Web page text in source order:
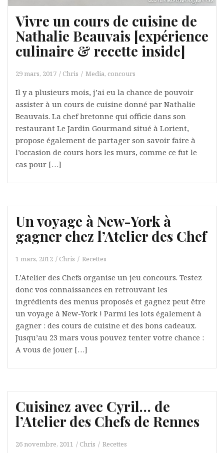
Vivre un cours de cuisine de
Nathalie Beauvais [expérience
culinaire & recette inside]
29 mars, 2017 Chris Media, concours
Il y a plusieurs mois, j’ai eu la chance de pouvoir
assister à un cours de cuisine donné par Nathalie
Beauvais. La chef bretonne qui officie dans son
restaurant Le Jardin Gourmand situé à Lorient,
propose également de partager son savoir faire à
l’occasion de cours hors les murs, comme ce fut le
cas pour […]
Un voyage à New-York à
gagner chez l’Atelier des Chef
1 mars, 2012 Chris Recettes
L’Atelier des Chefs organise un jeu concours. Testez
donc vos connaissances en retrouvant les
ingrédients des menus proposés et gagnez peut être
un voyage à New-York ! Parmi les lots également à
gagner : des cours de cuisine et des bons cadeaux.
Jusqu’au 23 mars vous pouvez tenter votre chance :
A vous de jouer […]
Cuisinez avec Cyril… de
l’Atelier des Chefs de Rennes
26 novembre, 2011 Chris Recettes